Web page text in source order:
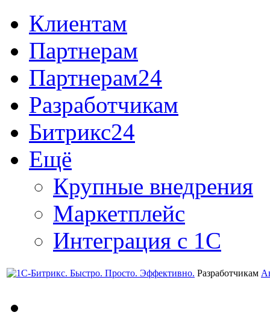
Клиентам
Партнерам
Партнерам24
Разработчикам
Битрикс24
Ещё
Крупные внедрения
Маркетплейс
Интеграция с 1С
Разработчикам